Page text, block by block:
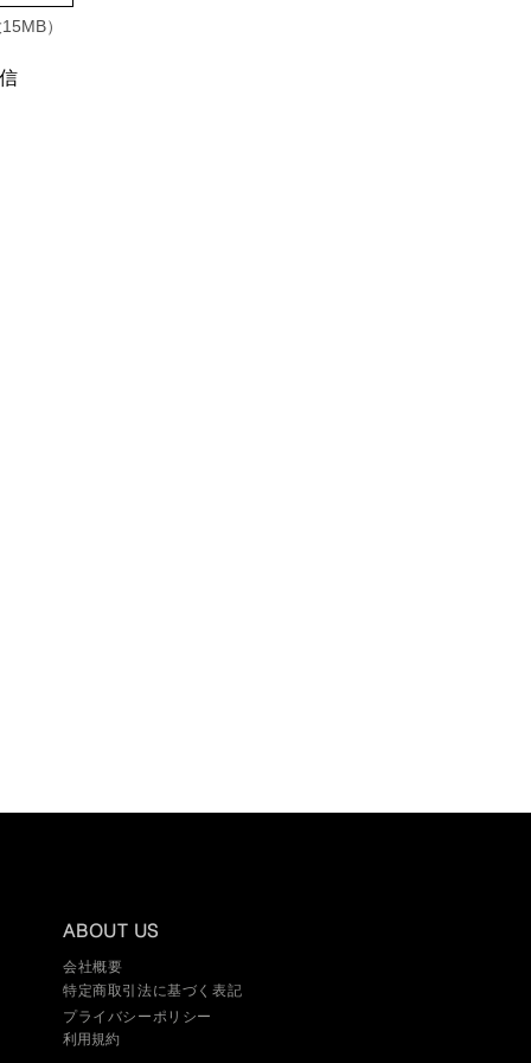
）
ABOUT US
​会社概要
特定商取引法に基づく表記​
プライバシーポリシー
​利用規約